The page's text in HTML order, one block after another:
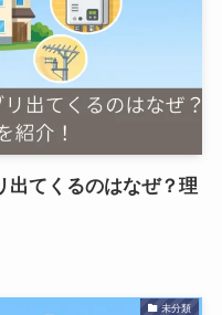
出てくるのはなぜ？理
未分類